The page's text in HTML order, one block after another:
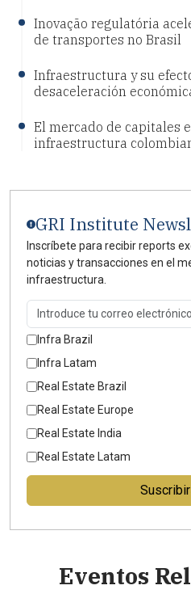
Inovação regulatória
de transportes no Brasil
Infraestructura y su
desaceleración
El mercado de capitales
infraestructura
GRI Institute
Inscríbete para recibir reports
noticias y transacciones en el
infraestructura.
Infra Brazil
Infra Latam
Real Estate Brazil
Real Estate Europe
Real Estate India
Real Estate Latam
Eventos